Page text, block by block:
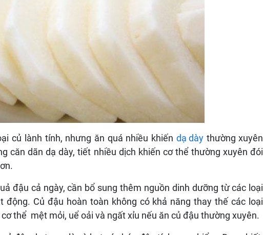
củ lành tính, nhưng ăn quá nhiều khiến dạ dàythường xuyên
căn dãn dạ dày, tiết nhiều dịch khiến cơ thể thường xuyên đói
đậu cả ngày, cần bổ sung thêm nguồn dinh dưỡng từ các loại
Củ đậu hoàn toàn không có khả năng thay thế các loại
thể mệt mỏi, uể oải và ngất xỉu nếu ăn củ đậu thường xuyên.